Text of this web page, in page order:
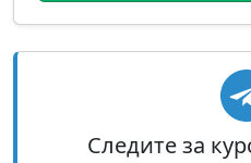
Следите за